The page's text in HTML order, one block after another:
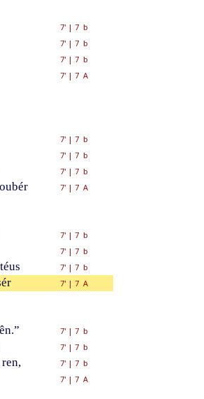
7'| 7 b
7'| 7 b
7'| 7 b
7'| 7 A
7'| 7 b
7'| 7 b
7'| 7 b
7'| 7 A
7'| 7 b
7'| 7 b
7'| 7 b
7'| 7 A
7'| 7 b
7'| 7 b
7'| 7 b
7'| 7 A